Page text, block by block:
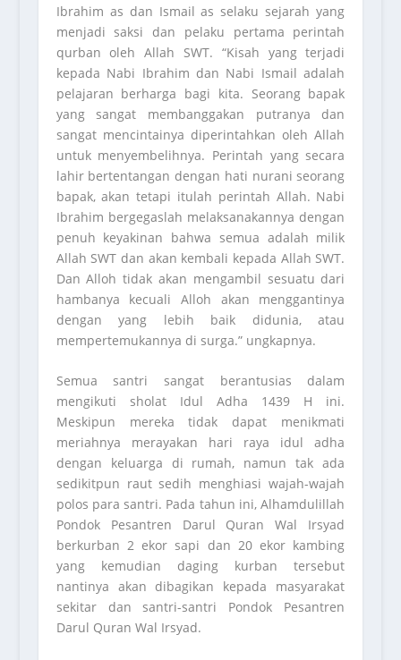
Ibrahim as dan Ismail as selaku sejarah yang
menjadi saksi dan pelaku pertama perintah
qurban oleh Allah SWT. “Kisah yang terjadi
kepada Nabi Ibrahim dan Nabi Ismail adalah
pelajaran berharga bagi kita. Seorang bapak
yang sangat membanggakan putranya dan
sangat mencintainya diperintahkan oleh Allah
untuk menyembelihnya. Perintah yang secara
lahir bertentangan dengan hati nurani seorang
bapak, akan tetapi itulah perintah Allah. Nabi
Ibrahim bergegaslah melaksanakannya dengan
penuh keyakinan bahwa semua adalah milik
Allah SWT dan akan kembali kepada Allah SWT.
Dan Alloh tidak akan mengambil sesuatu dari
hambanya kecuali Alloh akan menggantinya
dengan yang lebih baik didunia, atau
mempertemukannya di surga.” ungkapnya.
Semua santri sangat berantusias dalam
mengikuti sholat Idul Adha 1439 H ini.
Meskipun mereka tidak dapat menikmati
meriahnya merayakan hari raya idul adha
dengan keluarga di rumah, namun tak ada
sedikitpun raut sedih menghiasi wajah-wajah
polos para santri. Pada tahun ini, Alhamdulillah
Pondok Pesantren Darul Quran Wal Irsyad
berkurban 2 ekor sapi dan 20 ekor kambing
yang kemudian daging kurban tersebut
nantinya akan dibagikan kepada masyarakat
sekitar dan santri-santri Pondok Pesantren
Darul Quran Wal Irsyad.